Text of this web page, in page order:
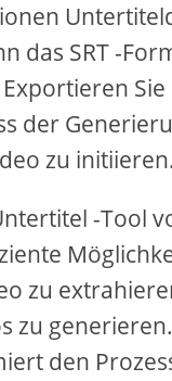
das SRT -
Sie
der
zu initiieren.
-Tool
zu
zu
den